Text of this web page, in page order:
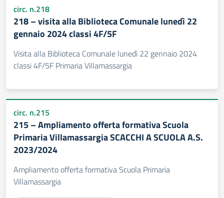
circ. n.218
218 – visita alla Biblioteca Comunale lunedì 22
gennaio 2024 classi 4F/5F
Visita alla Biblioteca Comunale lunedì 22 gennaio 2024
classi 4F/5F Primaria Villamassargia
circ. n.215
215 – Ampliamento offerta formativa Scuola
Primaria Villamassargia SCACCHI A SCUOLA A.S.
2023/2024
Ampliamento offerta formativa Scuola Primaria
Villamassargia